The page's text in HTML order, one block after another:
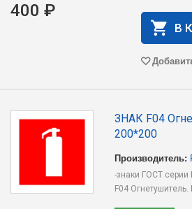
400 ₽
В
ЗНАК F04
200*200
Производитель:
-знаки ГОСТ
F04